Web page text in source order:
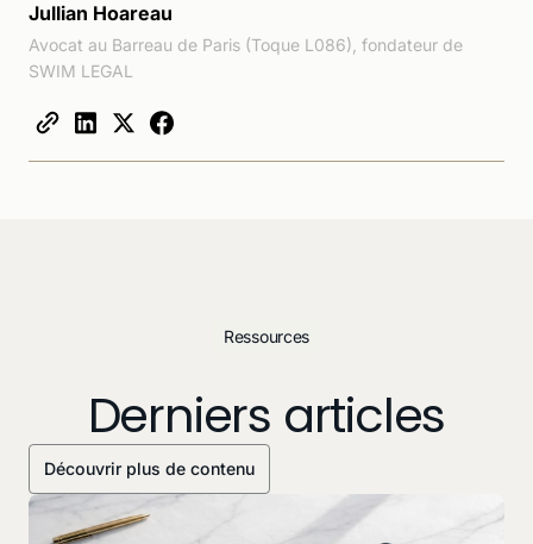
Jullian Hoareau
Avocat au Barreau de Paris (Toque L086), fondateur de
SWIM LEGAL
Ressources
Derniers articles
Découvrir plus de contenu